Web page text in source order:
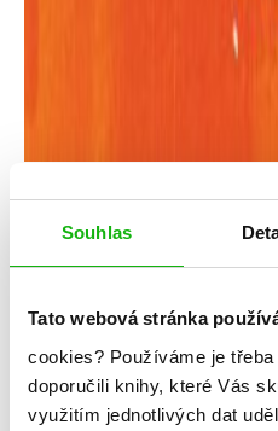
Souhlas
Tato webová stránka
cookies? Používáme je
doporučili knihy, které Vás
využitím jednotlivých dat
Kategorie:
Žánr:
Série:
Percy Jackson –